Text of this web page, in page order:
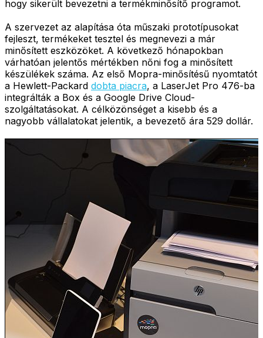
hogy sikerült bevezetni a termékminősítő programot.
A szervezet az alapítása óta műszaki prototípusokat
fejleszt, termékeket tesztel és megnevezi a már
minősített eszközöket. A következő hónapokban
várhatóan jelentős mértékben nőni fog a minősített
készülékek száma. Az első Mopra-minősítésű nyomtatót
a Hewlett-Packard dobta piacra, a LaserJet Pro 476-ba
integrálták a Box és a Google Drive Cloud-
szolgáltatásokat. A célközönséget a kisebb és a
nagyobb vállalatokat jelentik, a bevezető ára 529 dollár.